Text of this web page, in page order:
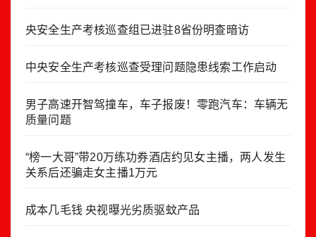
央安全生产考核巡查组已进驻8省份明查暗访
中央安全生产考核巡查受理问题隐患线索工作启动
男子高速开智驾撞车，车子报废！零跑汽车：车辆无
质量问题
“榜一大哥”带20万练功券酒店约见女主播，两人发生
关系后还骗走女主播1万元
成本几毛钱 央视曝光劣质驱蚊产品